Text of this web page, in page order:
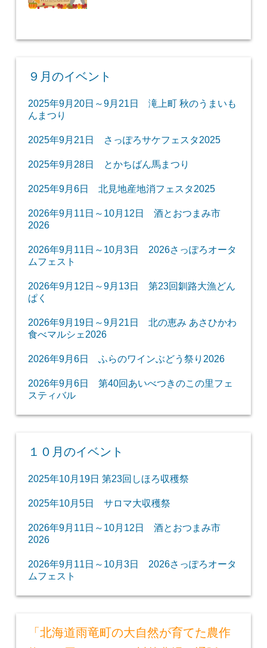
９月のイベント
2025年9月20日～9月21日 滝上町 秋のうまいも
んまつり
2025年9月21日 さっぽろサケフェスタ2025
2025年9月28日 とかちばん馬まつり
2025年9月6日 北見地産地消フェスタ2025
2026年9月11日～10月12日 酒とおつまみ市
2026
2026年9月11日～10月3日 2026さっぽろオータ
ムフェスト
2026年9月12日～9月13日 第23回釧路大漁どん
ぱく
2026年9月19日～9月21日 北の恵み あさひかわ
食べマルシェ2026
2026年9月6日 ふらのワインぶどう祭り2026
2026年9月6日 第40回あいべつきのこの里フェ
スティバル
１０月のイベント
2025年10月19日 第23回しほろ収穫祭
2025年10月5日 サロマ大収穫祭
2026年9月11日～10月12日 酒とおつまみ市
2026
2026年9月11日～10月3日 2026さっぽろオータ
ムフェスト
「北海道雨竜町の大自然が育てた農作